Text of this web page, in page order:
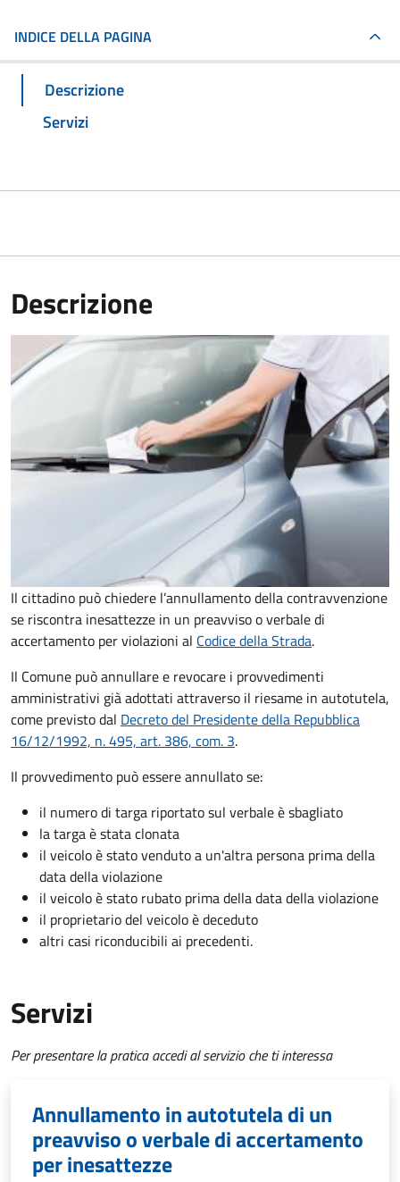
INDICE DELLA PAGINA
Descrizione
Servizi
Descrizione
Il cittadino può chiedere l’annullamento della contravvenzione
se riscontra inesattezze in un preavviso o verbale di
accertamento per violazioni al Codice della Strada.
Il Comune può annullare e revocare i provvedimenti
amministrativi già adottati attraverso il riesame in autotutela,
come previsto dal Decreto del Presidente della Repubblica
16/12/1992, n. 495, art. 386, com. 3.
Il provvedimento può essere annullato se:
il numero di targa riportato sul verbale è sbagliato
la targa è stata clonata
il veicolo è stato venduto a un'altra persona prima della
data della violazione
il veicolo è stato rubato prima della data della violazione
il proprietario del veicolo è deceduto
altri casi riconducibili ai precedenti.
Servizi
Per presentare la pratica accedi al servizio che ti interessa
Annullamento in autotutela di un
preavviso o verbale di accertamento
per inesattezze